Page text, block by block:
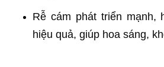
Rễ cám phát triển mạnh,
hiệu quả, giúp hoa sáng,